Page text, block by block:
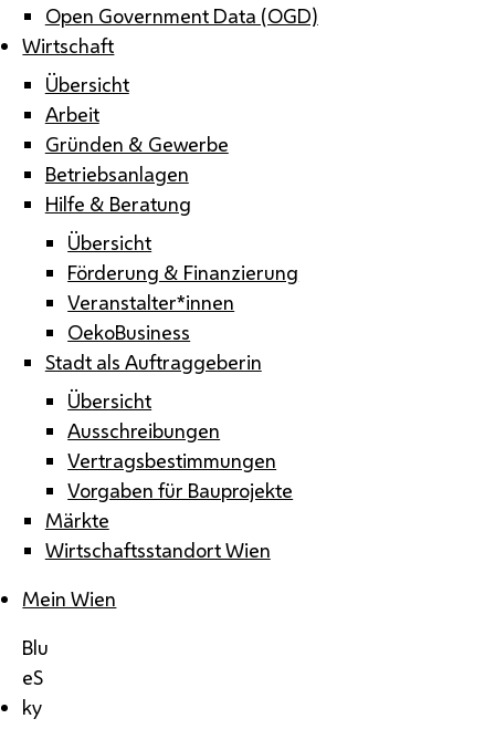
Open Government Data (OGD)
Wirtschaft
Übersicht
Arbeit
Gründen & Gewerbe
Betriebsanlagen
Hilfe & Beratung
Übersicht
Förderung & Finanzierung
Veranstalter*innen
OekoBusiness
Stadt als Auftraggeberin
Übersicht
Ausschreibungen
Vertragsbestimmungen
Vorgaben für Bauprojekte
Märkte
Wirtschaftsstandort Wien
Mein Wien
Blu
eS
ky